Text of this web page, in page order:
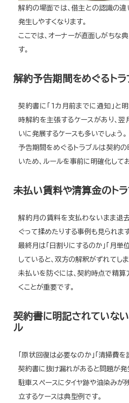
解約の場面では、借主との認識の
発生しやすくなります。
ここでは、オーナーが直面しがちな
す。
解約予告期間をめぐるトラ
契約書に「1カ月前までに通知」と
時解約を主張するケースがあり、
いに発展するケースも多いでしょう。
予告期間をめぐるトラブルは契約
いため、ルールを事前に明確化して
未払い賃料や清算金のト
解約月の賃料を支払わないまま退
ぐって揉めたりする事例も見られます
最終月は「日割りにするのか」「月単
していると、双方の解釈がずれてしま
未払いを防ぐには、契約時点で精
くことが重要です。
契約書に明記されていな
ル
「原状回復は必要なのか」「清掃費を
契約書に抜け漏れがあると問題が発
駐車スペースにタイヤ跡や油染みが
立するケースは典型例です。